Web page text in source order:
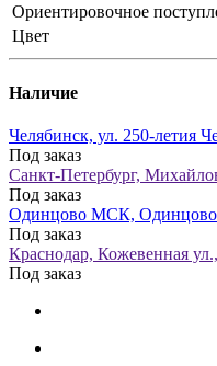
Ориентировочное
Цвет
Наличие
Челябинск, ул. 250-летия
Под заказ
Санкт-Петербург,
Под заказ
Одинцово МСК, Одинцово
Под заказ
Краснодар, Кожевенная
Под заказ